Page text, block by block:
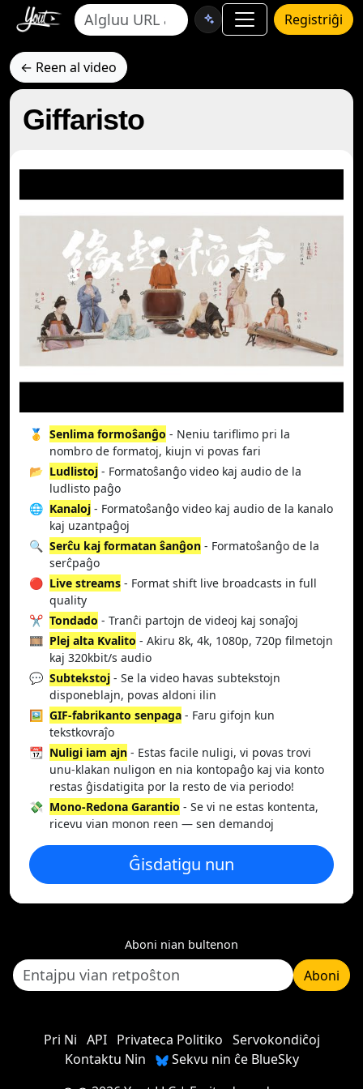
Registriĝi
← Reen al video
Giffaristo
🥇 Senlima formoŝanĝo - Neniu tariflimo pri la
nombro de formatoj, kiujn vi povas fari
📂 Ludlistoj - Formatoŝanĝo video kaj audio de la
ludlisto paĝo
🌐 Kanaloj - Formatoŝanĝo video kaj audio de la kanalo
kaj uzantpaĝoj
🔍 Serĉu kaj formatan ŝanĝon - Formatoŝanĝo de la
serĉpaĝo
🔴 Live streams - Format shift live broadcasts in full
quality
✂️ Tondado - Tranĉi partojn de videoj kaj sonaĵoj
🎞️ Plej alta Kvalito - Akiru 8k, 4k, 1080p, 720p filmetojn
kaj 320kbit/s audio
💬 Subtekstoj - Se la video havas subtekstojn
disponeblajn, povas aldoni ilin
🖼️ GIF-fabrikanto senpaga - Faru gifojn kun
tekstkovraĵo
📆 Nuligi iam ajn - Estas facile nuligi, vi povas trovi
unu-klakan nuligon en nia kontopaĝo kaj via konto
restas ĝisdatigita por la resto de via periodo!
💸 Mono-Redona Garantio - Se vi ne estas kontenta,
ricevu vian monon reen — sen demandoj
Ĝisdatigu nun
Aboni nian bultenon
Aboni
Pri Ni API Privateca Politiko Servokondiĉoj
Kontaktu Nin
Sekvu nin ĉe BlueSky